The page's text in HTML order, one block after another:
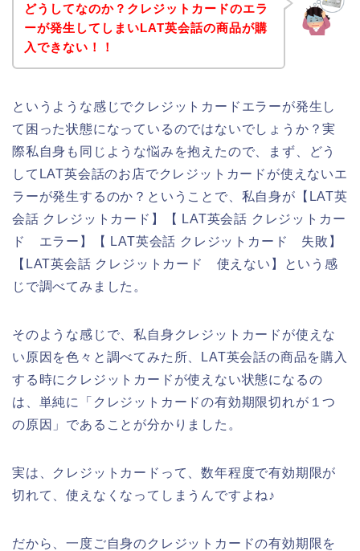
どうしてなのか？クレジットカードのエラ
ーが発生してしまいLAT英会話の商品が購
入できない！！
というような感じでクレジットカードエラーが発生し
て困った状態になっているのではないでしょうか？実
際私自身も同じような悩みを抱えたので、まず、どう
してLAT英会話のお店でクレジットカードが使えないエ
ラーが発生するのか？ということで、私自身が【LAT英
会話 クレジットカード】【 LAT英会話 クレジットカー
ド エラー】【 LAT英会話 クレジットカード 失敗】
【LAT英会話 クレジットカード 使えない】という感
じで調べてみました。
そのような感じで、私自身クレジットカードが使えな
い原因を色々と調べてみた所、LAT英会話の商品を購入
する時にクレジットカードが使えない状態になるの
は、単純に「クレジットカードの有効期限切れが１つ
の原因」であることが分かりました。
実は、クレジットカードって、数年程度で有効期限が
切れて、使えなくなってしまうんですよね♪
だから、一度ご自身のクレジットカードの有効期限を